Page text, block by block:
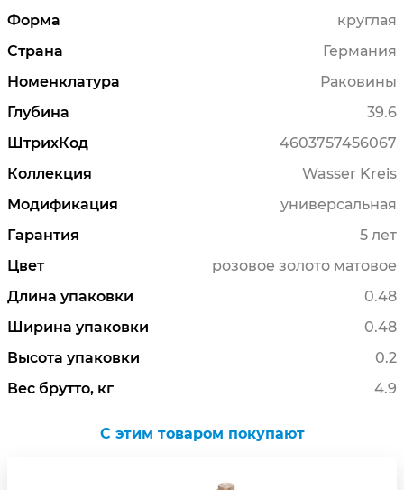
Форма
круглая
Страна
Германия
Номенклатура
Раковины
Глубина
39.6
ШтрихКод
4603757456067
Коллекция
Wasser Kreis
Модификация
универсальная
Гарантия
5 лет
Цвет
розовое золото матовое
Длина упаковки
0.48
Ширина упаковки
0.48
Высота упаковки
0.2
Вес брутто, кг
4.9
C этим товаром покупают